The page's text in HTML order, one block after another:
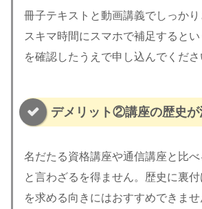
冊子テキストと動画講義でしっかり
スキマ時間にスマホで補足すると
を確認したうえで申し込んでくださ
デメリット②講座の歴史が
名だたる資格講座や通信講座と比
と言わざるを得ません。歴史に裏
を求める向きにはおすすめできませ